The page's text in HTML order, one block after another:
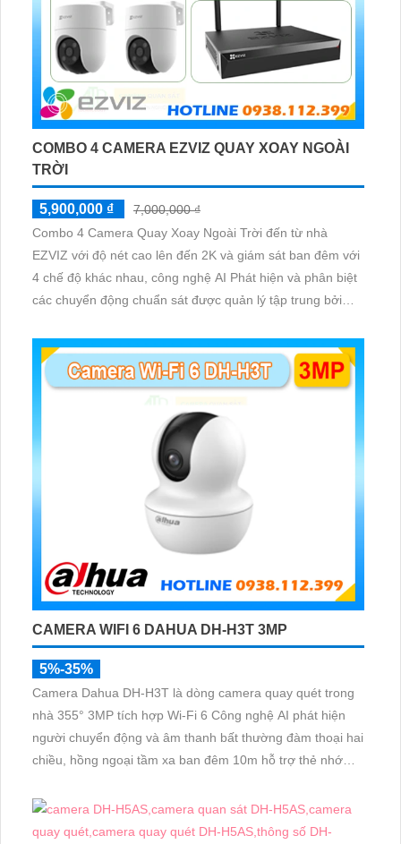
COMBO 4 CAMERA EZVIZ QUAY XOAY NGOÀI
TRỜI
5,900,000 ₫
7,000,000 ₫
Combo 4 Camera Quay Xoay Ngoài Trời đến từ nhà
EZVIZ với độ nét cao lên đến 2K và giám sát ban đêm với
4 chế độ khác nhau, công nghệ AI Phát hiện và phân biệt
các chuyển động chuẩn sát được quản lý tập trung bởi
CAMERA WIFI 6 DAHUA DH-H3T 3MP
5%-35%
Camera Dahua DH-H3T là dòng camera quay quét trong
nhà 355° 3MP tích hợp Wi-Fi 6 Công nghệ AI phát hiện
người chuyển động và âm thanh bất thường đàm thoại hai
chiều, hồng ngoại tầm xa ban đêm 10m hỗ trợ thẻ nhớ
DMSS